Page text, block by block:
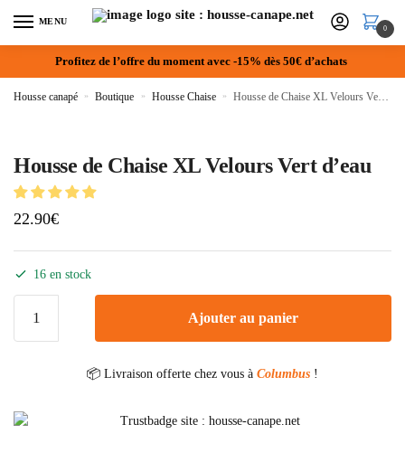
MENU
0
Profitez de l’offre du moment avec -15% dès 50€ d’achats
Housse canapé » Boutique » Housse Chaise » Housse de Chaise XL Velours Vert d’eau
Housse de Chaise XL Velours Vert d’eau
22.90€
16 en stock
Ajouter au panier
📦 Livraison offerte chez vous à Columbus !